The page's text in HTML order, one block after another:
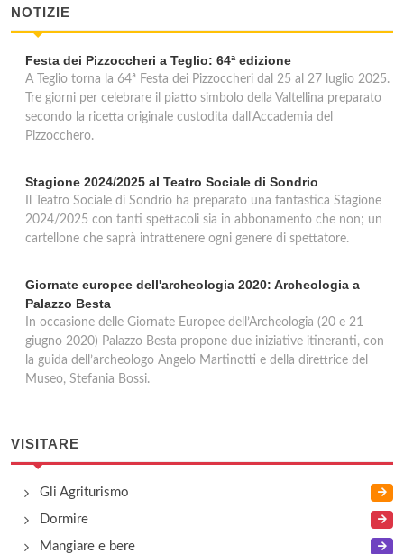
NOTIZIE
Festa dei Pizzoccheri a Teglio: 64ª edizione
A Teglio torna la 64ª Festa dei Pizzoccheri dal 25 al 27 luglio 2025.
Tre giorni per celebrare il piatto simbolo della Valtellina preparato
secondo la ricetta originale custodita dall'Accademia del
Pizzocchero.
Stagione 2024/2025 al Teatro Sociale di Sondrio
Il Teatro Sociale di Sondrio ha preparato una fantastica Stagione
2024/2025 con tanti spettacoli sia in abbonamento che non; un
cartellone che saprà intrattenere ogni genere di spettatore.
Giornate europee dell'archeologia 2020: Archeologia a
Palazzo Besta
In occasione delle Giornate Europee dell’Archeologia (20 e 21
giugno 2020) Palazzo Besta propone due iniziative itineranti, con
la guida dell’archeologo Angelo Martinotti e della direttrice del
Museo, Stefania Bossi.
VISITARE
Gli Agriturismo
Dormire
Mangiare e bere